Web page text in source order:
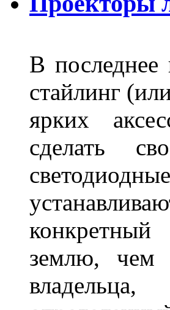
В последнее
стайлинг
ярких
сделать
конкретный
землю, чем